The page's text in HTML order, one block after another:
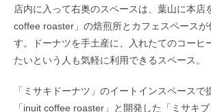
店内に入って右奥のスペースは、葉山に本店
coffee roaster」の焙煎所とカフェスペースが
す。ドーナツを手土産に、入れたてのコーヒ
たいという人も気軽に利用できるスペース。
「ミサキドーナツ」のイートインスペースで
「inuit coffee roaster」と開発した「ミサキ